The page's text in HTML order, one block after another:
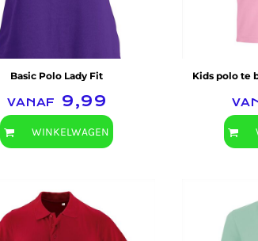
Basic Polo Lady Fit
vanaf 9,99
WINKELWAGEN
Kids polo te